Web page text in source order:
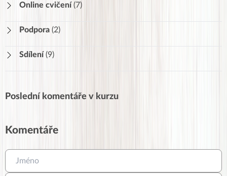
Svačiny
Online cvičení (7)
Online cvičení 1
Online cvičení 3
Online cvičení 4
Podpora (2)
Sdílení (9)
Jak vám jde hubnutí?
Poslední komentáře v kurzu
Komentáře